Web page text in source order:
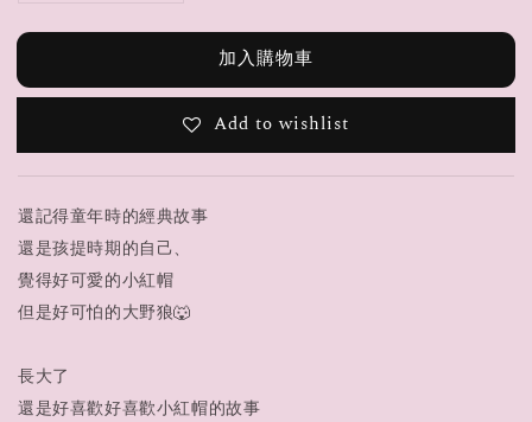
加入購物車
Add to wishlist
還記得童年時的經典故事
還是孩提時期的自己、
覺得好可愛的小紅帽
但是好可怕的大野狼🐺
長大了
還是好喜歡好喜歡小紅帽的故事